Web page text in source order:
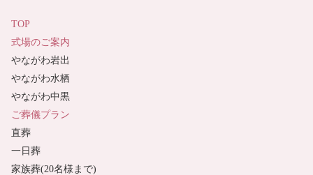
TOP
式場のご案内
やながわ岩出
やながわ水栖
やながわ中黒
ご葬儀プラン
直葬
一日葬
家族葬(20名様まで)